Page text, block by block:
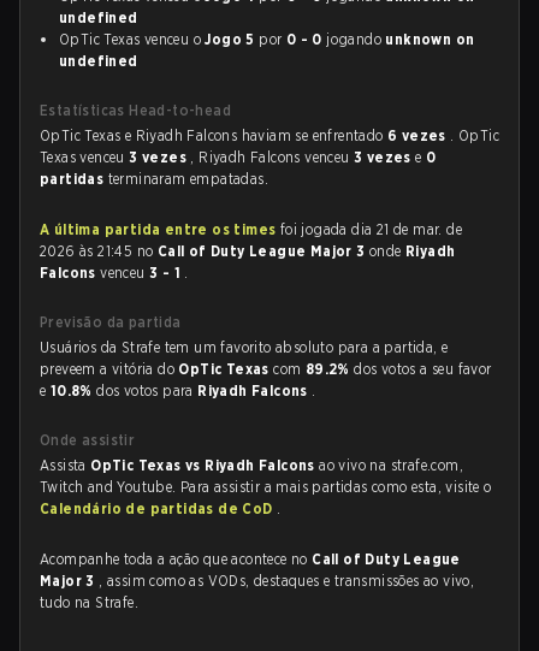
undefined
OpTic Texas venceu oJogo 5 por 0 - 0 jogando unknown on
undefined
Estatísticas Head-to-head
OpTic Texas e Riyadh Falcons haviam se enfrentado 6 vezes . OpTic
Texas venceu3 vezes , Riyadh Falcons venceu3 vezese 0
partidas terminaram empatadas.
A última partida entre os times foi jogada dia 21 de mar. de
2026 às 21:45 no Call of Duty League Major 3onde Riyadh
Falconsvenceu3 - 1 .
Previsão da partida
Usuários da Strafe tem um favorito absoluto para a partida, e
preveem a vitória do OpTic Texascom 89.2%dos votos a seu favor
e 10.8%dos votos para Riyadh Falcons .
Onde assistir
Assista OpTic Texas vs Riyadh Falconsao vivo na strafe.com,
Twitch and Youtube. Para assistir a mais partidas como esta, visite o
Calendário de partidas de CoD .
Acompanhe toda a ação que acontece no Call of Duty League
Major 3 , assim como as VODs, destaques e transmissões ao vivo,
tudo na Strafe.